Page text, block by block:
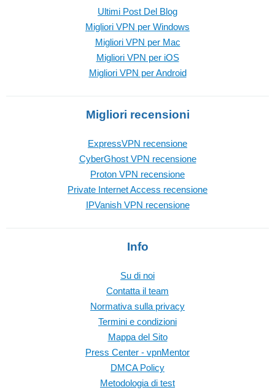
Ultimi Post Del Blog
Migliori VPN per Windows
Migliori VPN per Mac
Migliori VPN per iOS
Migliori VPN per Android
Migliori recensioni
ExpressVPN recensione
CyberGhost VPN recensione
Proton VPN recensione
Private Internet Access recensione
IPVanish VPN recensione
Info
Su di noi
Contatta il team
Normativa sulla privacy
Termini e condizioni
Mappa del Sito
Press Center - vpnMentor
DMCA Policy
Metodologia di test